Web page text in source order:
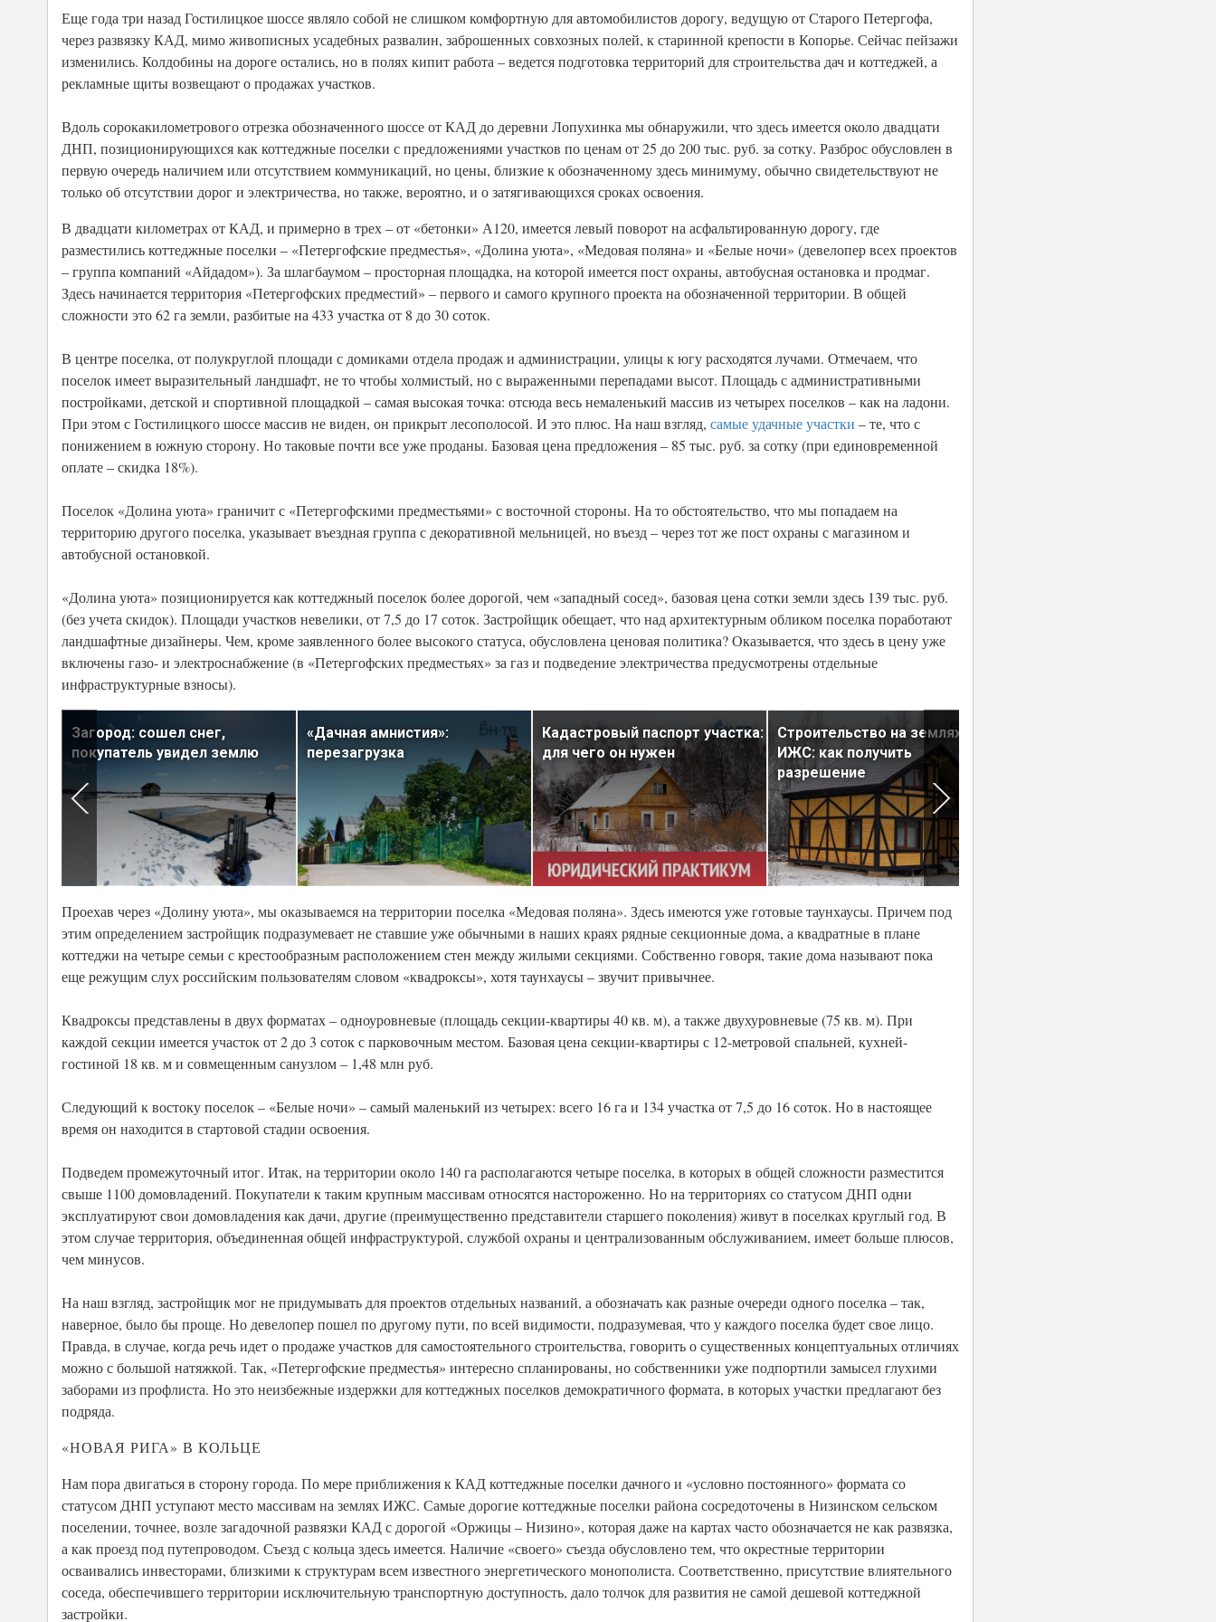
Еще года три назад Гостилицкое шоссе являло собой не слишком комфортную для автомобилистов дорогу, ведущую от Старого Петергофа,
через развязку КАД, мимо живописных усадебных развалин, заброшенных совхозных полей, к старинной крепости в Копорье. Сейчас пейзажи
изменились. Колдобины на дороге остались, но в полях кипит работа – ведется подготовка территорий для строительства дач и коттеджей, а
рекламные щиты возвещают о продажах участков.
Вдоль сорокакилометрового отрезка обозначенного шоссе от КАД до деревни Лопухинка мы обнаружили, что здесь имеется около двадцати
ДНП, позиционирующихся как коттеджные поселки с предложениями участков по ценам от 25 до 200 тыс. руб. за сотку. Разброс обусловлен в
первую очередь наличием или отсутствием коммуникаций, но цены, близкие к обозначенному здесь минимуму, обычно свидетельствуют не
только об отсутствии дорог и электричества, но также, вероятно, и о затягивающихся сроках освоения.
В двадцати километрах от КАД, и примерно в трех – от «бетонки» А120, имеется левый поворот на асфальтированную дорогу, где
разместились коттеджные поселки – «Петергофские предместья», «Долина уюта», «Медовая поляна» и «Белые ночи» (девелопер всех проектов
– группа компаний «Айдадом»). За шлагбаумом – просторная площадка, на которой имеется пост охраны, автобусная остановка и продмаг.
Здесь начинается территория «Петергофских предместий» – первого и самого крупного проекта на обозначенной территории. В общей
сложности это 62 га земли, разбитые на 433 участка от 8 до 30 соток.
В центре поселка, от полукруглой площади с домиками отдела продаж и администрации, улицы к югу расходятся лучами. Отмечаем, что
поселок имеет выразительный ландшафт, не то чтобы холмистый, но с выраженными перепадами высот. Площадь с административными
постройками, детской и спортивной площадкой – самая высокая точка: отсюда весь немаленький массив из четырех поселков – как на ладони.
При этом с Гостилицкого шоссе массив не виден, он прикрыт лесополосой. И это плюс. На наш взгляд, самые удачные участки – те, что с
понижением в южную сторону. Но таковые почти все уже проданы. Базовая цена предложения – 85 тыс. руб. за сотку (при единовременной
оплате – скидка 18%).
Поселок «Долина уюта» граничит с «Петергофскими предместьями» с восточной стороны. На то обстоятельство, что мы попадаем на
территорию другого поселка, указывает въездная группа с декоративной мельницей, но въезд – через тот же пост охраны с магазином и
автобусной остановкой.
«Долина уюта» позиционируется как коттеджный поселок более дорогой, чем «западный сосед», базовая цена сотки земли здесь 139 тыс. руб.
(без учета скидок). Площади участков невелики, от 7,5 до 17 соток. Застройщик обещает, что над архитектурным обликом поселка поработают
ландшафтные дизайнеры. Чем, кроме заявленного более высокого статуса, обусловлена ценовая политика? Оказывается, что здесь в цену уже
включены газо- и электроснабжение (в «Петергофских предместьях» за газ и подведение электричества предусмотрены отдельные
инфраструктурные взносы).
Загород: сошел снег,
покупатель увидел землю
«Дачная амнистия»:
перезагрузка
Кадастровый паспорт участка:
для чего он нужен
Строительство на землях
ИЖС: как получить
разрешение
Проехав через «Долину уюта», мы оказываемся на территории поселка «Медовая поляна». Здесь имеются уже готовые таунхаусы. Причем под
этим определением застройщик подразумевает не ставшие уже обычными в наших краях рядные секционные дома, а квадратные в плане
коттеджи на четыре семьи с крестообразным расположением стен между жилыми секциями. Собственно говоря, такие дома называют пока
еще режущим слух российским пользователям словом «квадроксы», хотя таунхаусы – звучит привычнее.
Квадроксы представлены в двух форматах – одноуровневые (площадь секции-квартиры 40 кв. м), а также двухуровневые (75 кв. м). При
каждой секции имеется участок от 2 до 3 соток с парковочным местом. Базовая цена секции-квартиры с 12-метровой спальней, кухней-
гостиной 18 кв. м и совмещенным санузлом – 1,48 млн руб.
Следующий к востоку поселок – «Белые ночи» – самый маленький из четырех: всего 16 га и 134 участка от 7,5 до 16 соток. Но в настоящее
время он находится в стартовой стадии освоения.
Подведем промежуточный итог. Итак, на территории около 140 га располагаются четыре поселка, в которых в общей сложности разместится
свыше 1100 домовладений. Покупатели к таким крупным массивам относятся настороженно. Но на территориях со статусом ДНП одни
эксплуатируют свои домовладения как дачи, другие (преимущественно представители старшего поколения) живут в поселках круглый год. В
этом случае территория, объединенная общей инфраструктурой, службой охраны и централизованным обслуживанием, имеет больше плюсов,
чем минусов.
На наш взгляд, застройщик мог не придумывать для проектов отдельных названий, а обозначать как разные очереди одного поселка – так,
наверное, было бы проще. Но девелопер пошел по другому пути, по всей видимости, подразумевая, что у каждого поселка будет свое лицо.
Правда, в случае, когда речь идет о продаже участков для самостоятельного строительства, говорить о существенных концептуальных отличиях
можно с большой натяжкой. Так, «Петергофские предместья» интересно спланированы, но собственники уже подпортили замысел глухими
заборами из профлиста. Но это неизбежные издержки для коттеджных поселков демократичного формата, в которых участки предлагают без
подряда.
«НОВАЯ РИГА» В КОЛЬЦЕ
Нам пора двигаться в сторону города. По мере приближения к КАД коттеджные поселки дачного и «условно постоянного» формата со
статусом ДНП уступают место массивам на землях ИЖС. Самые дорогие коттеджные поселки района сосредоточены в Низинском сельском
поселении, точнее, возле загадочной развязки КАД с дорогой «Оржицы – Низино», которая даже на картах часто обозначается не как развязка,
а как проезд под путепроводом. Съезд с кольца здесь имеется. Наличие «своего» съезда обусловлено тем, что окрестные территории
осваивались инвесторами, близкими к структурам всем известного энергетического монополиста. Соответственно, присутствие влиятельного
соседа, обеспечившего территории исключительную транспортную доступность, дало толчок для развития не самой дешевой коттеджной
застройки.